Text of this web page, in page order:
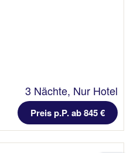
3 Nächte, Nur Hotel
Preis p.P. ab 845 €